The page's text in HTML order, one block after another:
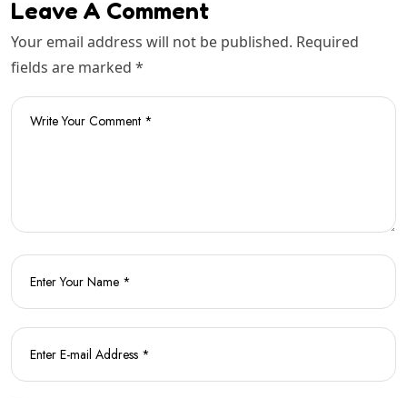
Leave A Comment
Your email address will not be published. Required
fields are marked *